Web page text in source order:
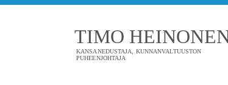
TIMO
KANSANEDUSTAJA, KUNNANVALTUUSTON
PUHEENJOHTAJA